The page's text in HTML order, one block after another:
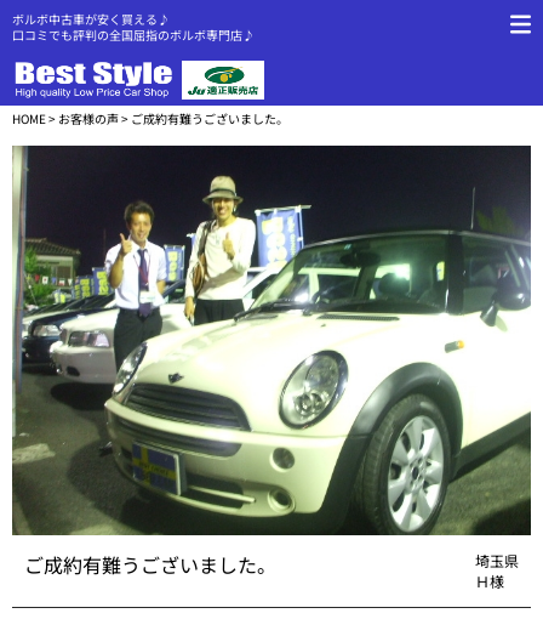
ボルボ中古車が安く買える♪
口コミでも評判の全国屈指のボルボ専門店♪
HOME> お客様の声> ご成約有難うございました。
ご成約有難うございました。
埼玉県
Ｈ様